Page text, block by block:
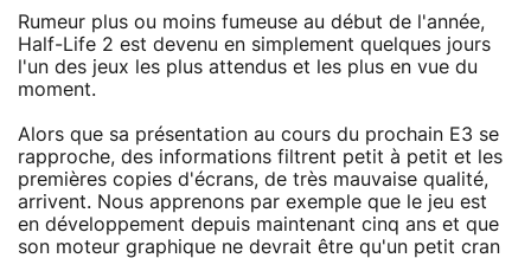
Rumeur plus ou moins fumeuse au début de l'année,
Half-Life 2 est devenu en simplement quelques jours
l'un des jeux les plus attendus et les plus en vue du
moment.
Alors que sa présentation au cours du prochain E3 se
rapproche, des informations filtrent petit à petit et les
premières copies d'écrans, de très mauvaise qualité,
arrivent. Nous apprenons par exemple que le jeu est
en développement depuis maintenant cinq ans et que
son moteur graphique ne devrait être qu'un petit cran